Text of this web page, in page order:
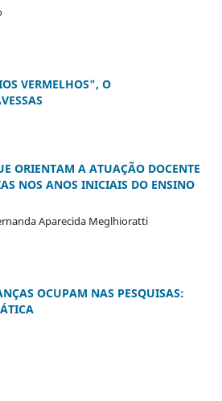
VERMELHOS", O
ORIENTAM A ATUAÇÃO DOCENTE
NOS ANOS INICIAIS DO ENSINO
Aparecida Meglhioratti
OCUPAM NAS PESQUISAS: